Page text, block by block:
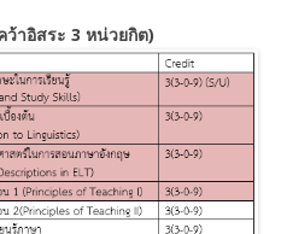
าอิสระ 3 หน่วยกิต)